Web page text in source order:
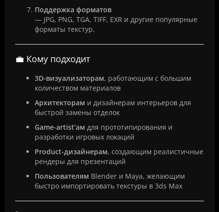
Поддержка форматов
— JPG, PNG, TGA, TIFF, EXR и другие популярные
форматы текстур.
💼 Кому подходит
3D-визуализаторам, работающим с большим
количеством материалов
Архитекторам и дизайнерам интерьеров для
быстрой замены отделок
Game-artist’ам для прототипирования и
разработки игровых локаций
Product-дизайнерам, создающим реалистичные
рендеры для презентаций
Пользователям Blender и Maya, желающим
быстро импортировать текстуры в 3ds Max